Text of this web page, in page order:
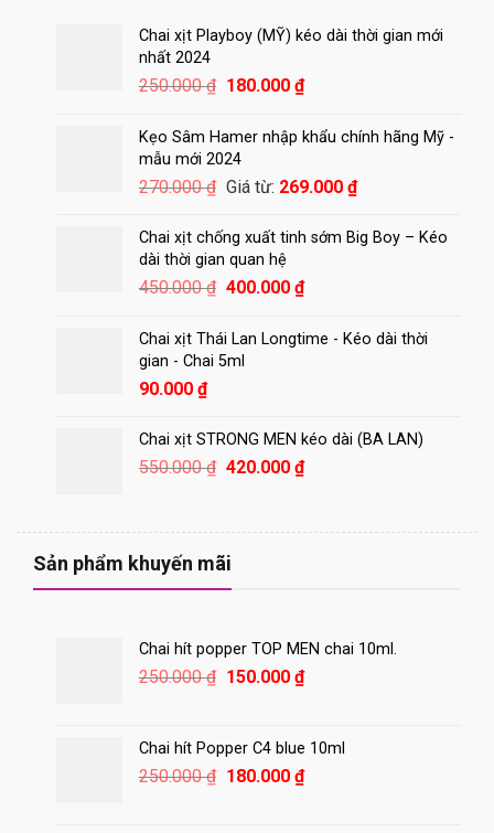
Chai xịt Playboy (MỸ) kéo dài thời gian mới
nhất 2024
250.000₫ Giá
là:
250.000 ₫.
180.000 ₫Giá
tại
180.000 ₫.
Kẹo Sâm Hamer nhập khẩu chính hãng Mỹ -
mẫu mới 2024
270.000₫ Giá từ: 269.000 ₫
Chai xịt chống xuất tinh sớm Big Boy – Kéo
dài thời gian quan hệ
450.000₫ Giá
là:
450.000 ₫.
400.000 ₫Giá
tại
Chai xịt Thái Lan Longtime - Kéo dài thời
gian - Chai 5ml
90.000 ₫
Chai xịt STRONG MEN kéo dài (BA LAN)
550.000₫ Giá
550.000 ₫.
420.000 ₫Giá
là:
Sản phẩm khuyến mãi
Chai hít popper TOP MEN chai 10ml.
250.000₫ Giá
250.000 ₫.
150.000 ₫Giá
là:
150.000 ₫.
Chai hít Popper C4 blue 10ml
250.000₫ Giá
180.000 ₫Giá